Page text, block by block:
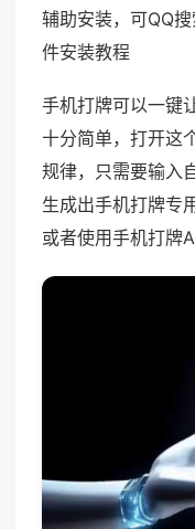
辅助安装，可QQ
件安装教程
手机打牌可以一键
十分简单，打开这
规律，只需要输入
生成出手机打牌专
或者使用手机打牌